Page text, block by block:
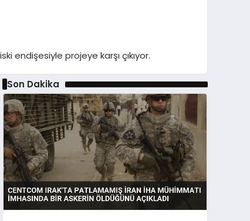
endişesiyle projeye karşı çıkıyor.
Son Dakika